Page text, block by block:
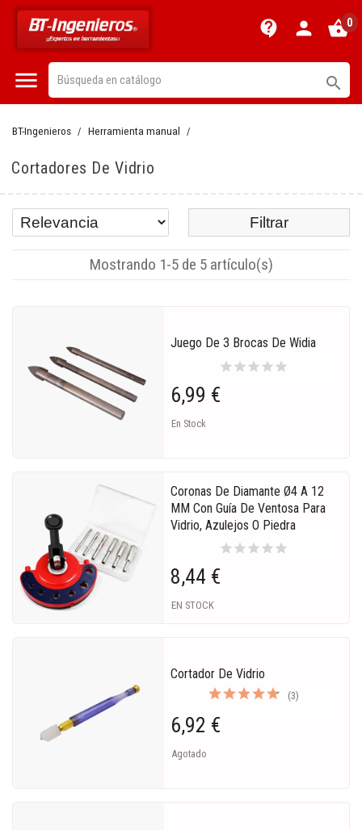
contact_support person shopping_basket0
 
BT-Ingenieros Herramienta manual
Cortadores De Vidrio
Filtrar
Mostrando 1-5 de 5 artículo(s)
Juego De 3 Brocas De Widia
starstarstarstarstar
6,99 €
En Stock
Coronas De Diamante Ø4 A 12
MM Con Guía De Ventosa Para
Vidrio, Azulejos O Piedra
starstarstarstarstar
8,44 €
EN STOCK
Cortador De Vidrio
(3)
6,92 €
Agotado